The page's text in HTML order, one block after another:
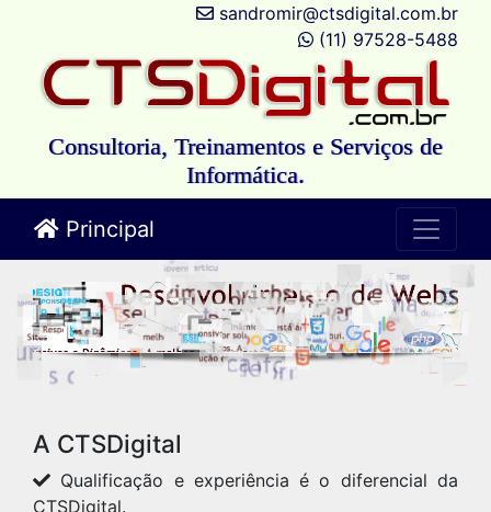
sandromir@ctsdigital.com.br
(11) 97528-5488
Consultoria, Treinamentos e Serviços de
Informática.
Principal
A CTSDigital
Qualificação e experiência é o diferencial da
CTSDigital.